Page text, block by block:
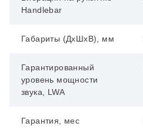
Handlebar
Габариты (ДхШхВ), мм
Гарантированный
уровень мощности
звука, LWA
Гарантия, мес